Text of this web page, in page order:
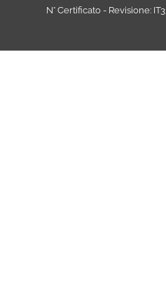
N° Certificato - Revisione: